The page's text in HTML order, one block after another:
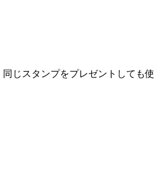
じスタンプをプレゼントしても使